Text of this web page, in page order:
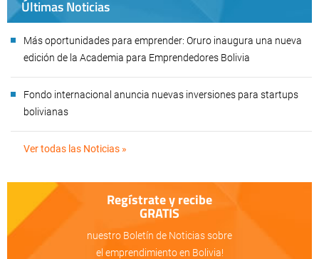
Últimas Noticias
Más oportunidades para emprender: Oruro inaugura una nueva
edición de la Academia para Emprendedores Bolivia
Fondo internacional anuncia nuevas inversiones para startups
bolivianas
Ver todas las Noticias »
Regístrate y recibe
GRATIS
nuestro Boletín de Noticias sobre
el emprendimiento en Bolivia!